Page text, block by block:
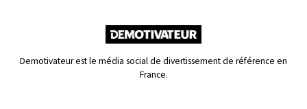
Demotivateur est le média social de divertissement de référence en
France.